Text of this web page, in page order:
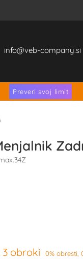
info veb-company.si
Preveri svoj limit
3 obroki 0% obresti,